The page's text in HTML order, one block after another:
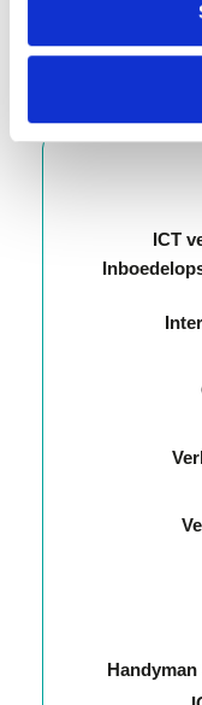
ICT